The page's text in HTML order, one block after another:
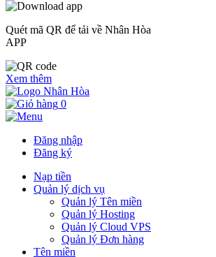
Quét mã QR để tải về Nhân Hòa
APP
Xem thêm
0
Đăng nhập
Đăng ký
Nạp tiền
Quản lý dịch vụ
Quản lý Tên miền
Quản lý Hosting
Quản lý Cloud VPS
Quản lý Đơn hàng
Tên miền